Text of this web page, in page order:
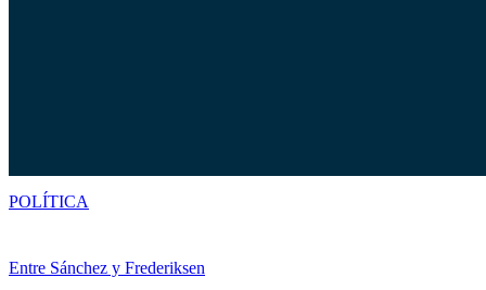
Entre Sánchez y Frederiksen
POLÍTICA